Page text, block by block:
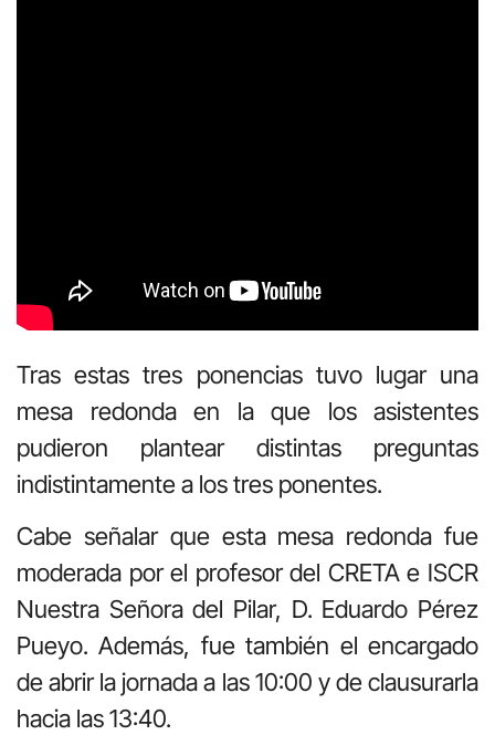
Tras estas tres ponencias tuvo lugar una
mesa redonda en la que los asistentes
pudieron plantear distintas preguntas
indistintamente a los tres ponentes.
Cabe señalar que esta mesa redonda fue
moderada por el profesor del CRETA e ISCR
Nuestra Señora del Pilar, D. Eduardo Pérez
Pueyo. Además, fue también el encargado
de abrir la jornada a las 10:00 y de clausurarla
hacia las 13:40.